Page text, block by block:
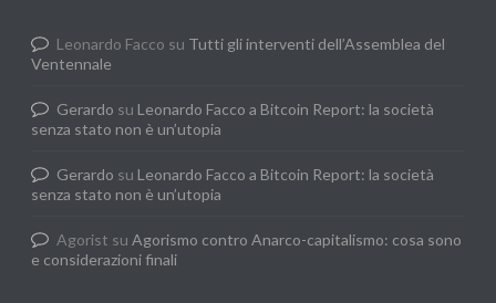
Leonardo Facco su Tutti gli interventi dell’Assemblea del
Ventennale
Gerardo su Leonardo Facco a Bitcoin Report: la società
senza stato non è un’utopia
Gerardo su Leonardo Facco a Bitcoin Report: la società
senza stato non è un’utopia
Agorist suAgorismo contro Anarco-capitalismo: cosa sono
e considerazioni finali